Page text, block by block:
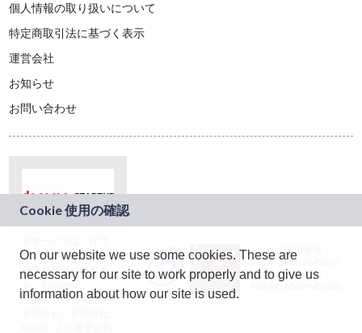
個人情報の取り扱いについて
特定商取引法に基づく表示
運営会社
お知らせ
お問い合わせ
ドコモグループの新
規事業創出プログラ
ム「docomo
STARTUP」を通じて
JASRAC許諾番号：
9024936001Y45037
JASRAC許諾番号：
On our website we use some cookies. These are
necessary for our site to work properly and to give us
information about how our site is used.